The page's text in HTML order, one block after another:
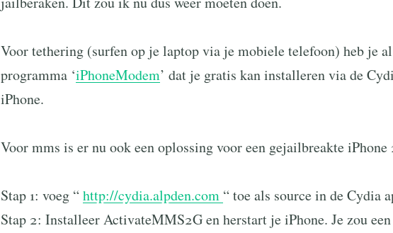
Voor tethering (surfen op je laptop via je mobiele telefoon) heb je
programma ‘iPhoneModem’ dat je gratis kan installeren via de
iPhone.
Voor mms is er nu ook een oplossing voor een gejailbreakte
Stap 1: voeg “http://cydia.alpden.com “ toe als source in de Cydia
Stap 2: Installeer ActivateMMS2G en herstart je iPhone. Je zou